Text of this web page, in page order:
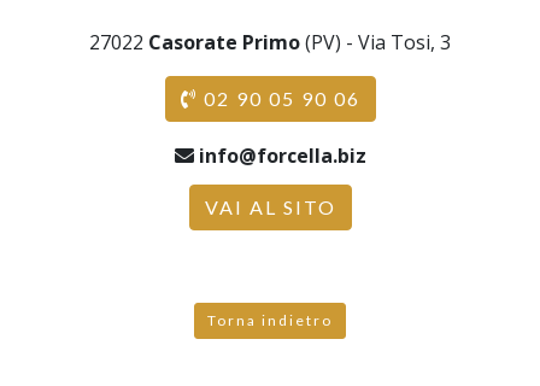
27022 Casorate Primo(PV) - Via Tosi, 3
02 90 05 90 06
info@forcella.biz
VAI AL SITO
Torna indietro